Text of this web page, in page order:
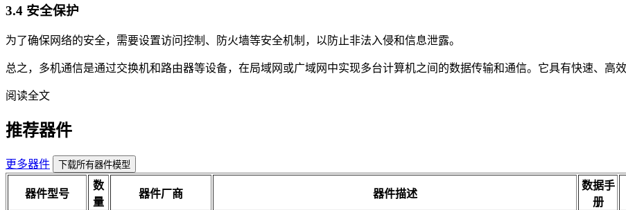
3.4 安全保护
为了确保网络的安全，需要设置访问控制、防火墙等安全机制，以防止非法入侵和信息泄露。
总之，多机通信是通过交换机和路由器等设备，在局域网或广域网中实现多台计算机之间的数据传输和通信。它具有快速、高
阅读全文
推荐器件
更多器件 下载所有器件模型
器件型号
数
量
器件厂商 器件描述
数据手
册